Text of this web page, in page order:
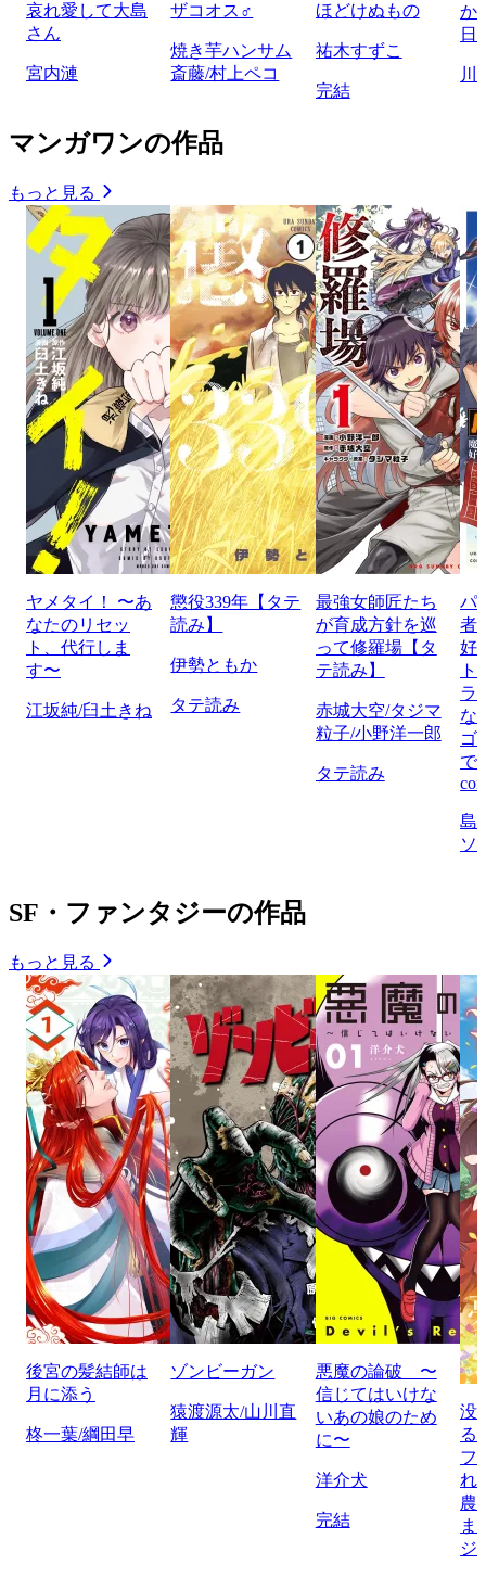
哀れ愛して大島
さん
宮内漣
ザコオス♂
焼き芋ハンサム
斎藤/村上ペコ
ほどけぬもの
祐木すずこ
完結
か
日
川
マンガワンの作品
もっと見る
ヤメタイ！ 〜あ
なたのリセッ
ト、代行しま
す〜
江坂純/臼土きね
懲役339年【タテ
読み】
伊勢ともか
タテ読み
最強女師匠たち
が育成方針を巡
って修羅場【タ
テ読み】
赤城大空/タジマ
粒子/小野洋一郎
タテ読み
パ
者
好
ト
ラ
な
ゴ
で
島
ソ
SF・ファンタジーの作品
もっと見る
後宮の髪結師は
月に添う
柊一葉/綱田早
ゾンビーガン
猿渡源太/山川直
輝
悪魔の論破 〜
信じてはいけな
いあの娘のため
に〜
洋介犬
完結
没
る
フ
れ
農
ま
ジ